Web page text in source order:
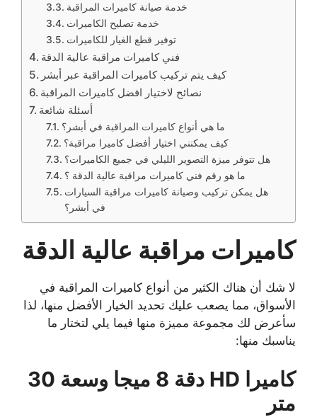
خدمة صيانة كاميرات المراقبة
خدمة تصليح الكاميرات
توفير قطع الغيار للكاميرات
فني كاميرات مراقبة عالية الدقة
كيف يتم تركيب كاميرات المراقبة عبر أبشر
نصائح لاختيار افضل كاميرات المراقبة
أسئلة شائعة
كيف يمكنني اختيار أفضل كاميرا مراقبة؟
هل تتوفر ميزة التصوير الليلي في جميع الكاميرات؟
ما هو رقم فني كاميرات مراقبة عالية الدقة ؟
هل يمكن تركيب وصيانة كاميرات مراقبة السيارات
في أبشر؟
كاميرات مراقبة عالية الدقة
لا شك أن هناك الكثير من أنواع كاميرات المراقبة في
الأسواق، مما يصعب عليك تحديد الخيار الأفضل منها، لذا
سأعرض لك مجموعة مميزة منها فيما يلي لتختار ما
يناسبك منها:
كاميرا HD دقة 8 ميجا وسعة 30
متر